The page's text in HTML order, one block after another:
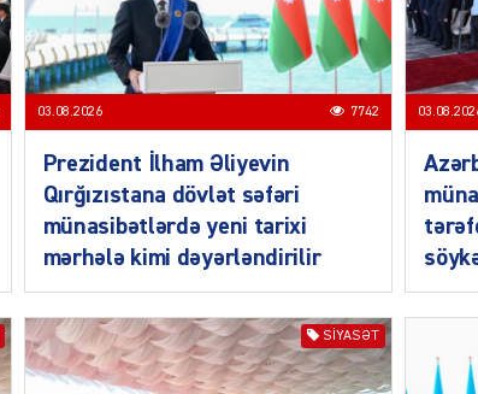
DÜNYA
03.08.2026 7742
Prezident İlham Əliyevin
Qırğızıstana dövlət səfəri
münasibətlərdə yeni tarixi
mərhələ kimi dəyərləndirilir
SIYASƏT